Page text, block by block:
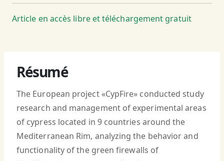
Article en accès libre et téléchargement gratuit
Résumé
The European project «CypFire» conducted study
research and management of experimental areas
of cypress located in 9 countries around the
Mediterranean Rim, analyzing the behavior and
functionality of the green firewalls of